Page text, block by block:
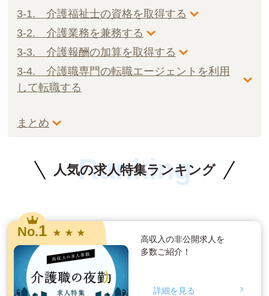
3-1. 介護福祉士の資格を取得する
3-2. 介護業務を兼務する
3-3. 介護報酬の加算を取得する
3-4. 介護職専門の転職エージェントを利用
して転職する
まとめ
人気の求人特集ランキング
Ranking
No.1 ★ ★ ★
高収入の非公開求人を
多数ご紹介！
詳細を見る